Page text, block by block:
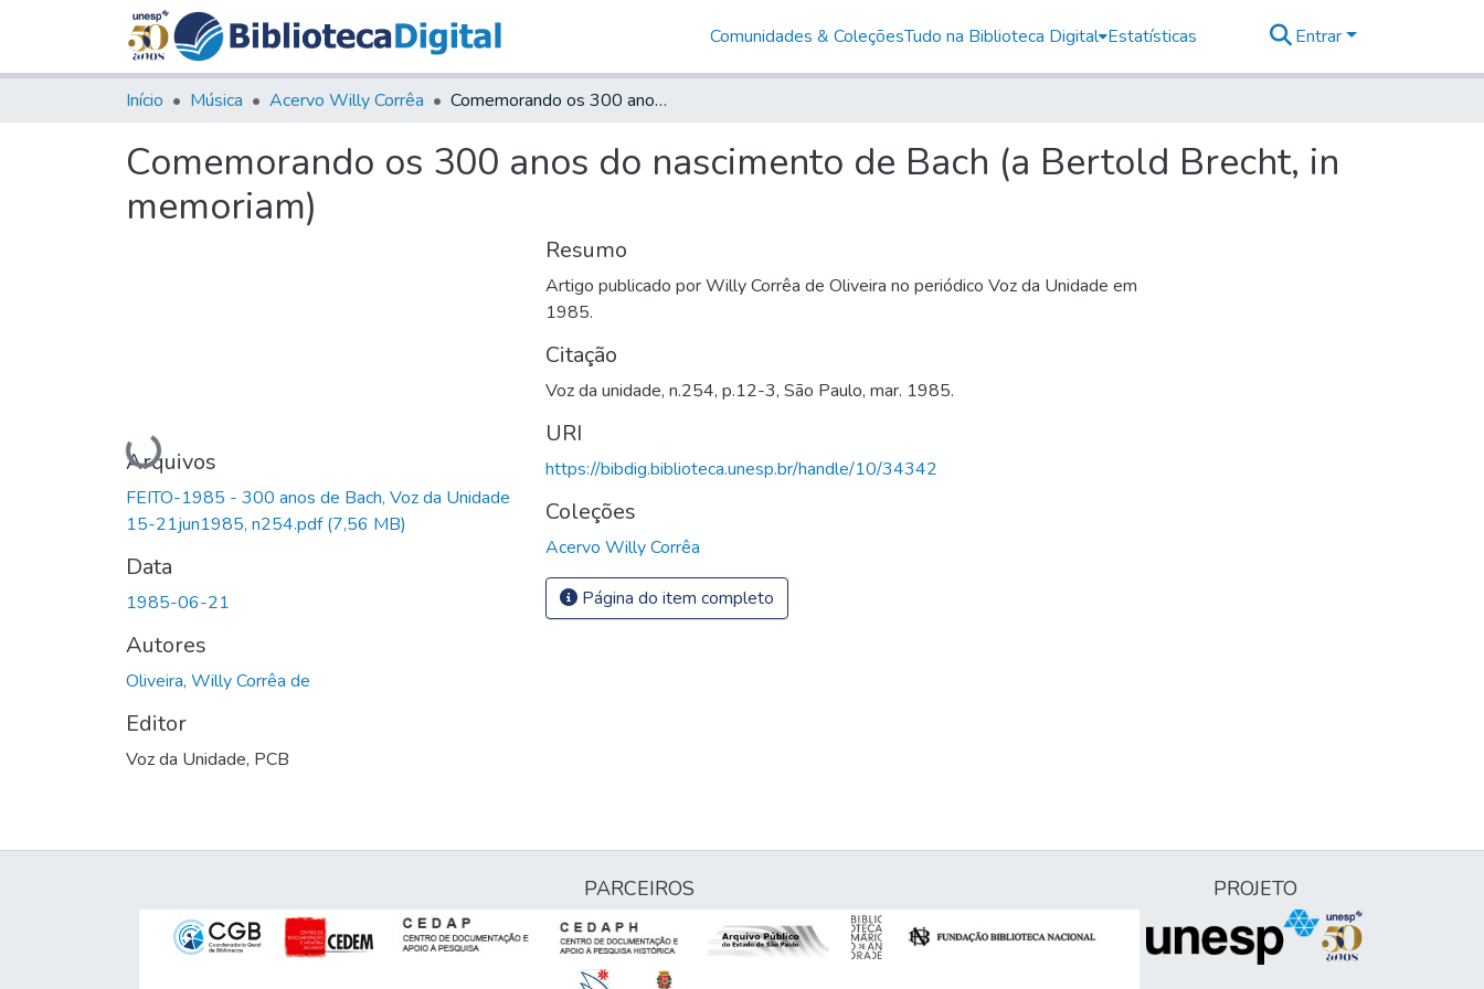
Comunidades & ColeçõesTudo na Biblioteca Digital Estatísticas Entrar
Início Música Acervo Willy Corrêa Comemorando os 300 anos do nascimento de Bach (a Bertold Brecht, in memoriam)
Comemorando os 300 anos do nascimento de Bach (a Bertold Brecht, in
memoriam)
Carregando...
Arquivos
FEITO-1985 - 300 anos de Bach, Voz da Unidade
15-21jun1985, n254.pdf(7,56 MB)
Data
1985-06-21
Autores
Oliveira, Willy Corrêa de
Editor
Voz da Unidade, PCB
Resumo
Artigo publicado por Willy Corrêa de Oliveira no periódico Voz da Unidade em
1985.
Citação
Voz da unidade, n.254, p.12-3, São Paulo, mar. 1985.
URI
https://bibdig.biblioteca.unesp.br/handle/10/34342
Coleções
Acervo Willy Corrêa
Página do item completo
PARCEIROS PROJETO